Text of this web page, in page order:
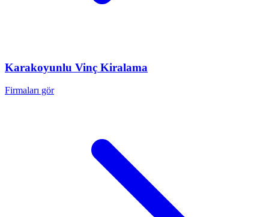
Karakoyunlu Vinç Kiralama
Firmaları gör